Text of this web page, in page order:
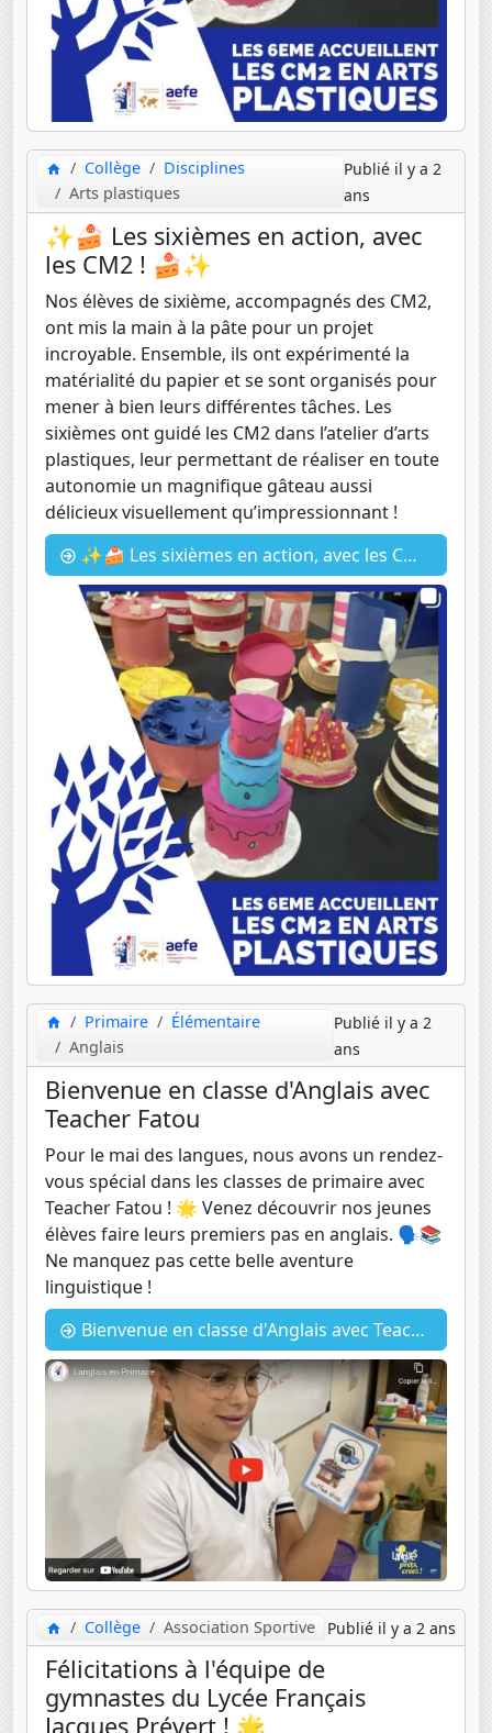
Collège
Disciplines
Arts plastiques
Publié il y a 2
ans
✨🍰 Les sixièmes en action, avec
les CM2 ! 🍰✨
Nos élèves de sixième, accompagnés des CM2,
ont mis la main à la pâte pour un projet
incroyable. Ensemble, ils ont expérimenté la
matérialité du papier et se sont organisés pour
mener à bien leurs différentes tâches. Les
sixièmes ont guidé les CM2 dans l’atelier d’arts
plastiques, leur permettant de réaliser en toute
autonomie un magnifique gâteau aussi
délicieux visuellement qu’impressionnant !
✨🍰 Les sixièmes en action, avec les CM2 ! 🍰✨
Primaire
Élémentaire
Anglais
Publié il y a 2
ans
Bienvenue en classe d'Anglais avec
Teacher Fatou
Pour le mai des langues, nous avons un rendez-
vous spécial dans les classes de primaire avec
Teacher Fatou ! 🌟 Venez découvrir nos jeunes
élèves faire leurs premiers pas en anglais. 🗣️📚
Ne manquez pas cette belle aventure
linguistique !
Bienvenue en classe d'Anglais avec Teacher Fatou
Collège Association Sportive Publié il y a 2 ans
Félicitations à l'équipe de
gymnastes du Lycée Français
Jacques Prévert ! 🌟